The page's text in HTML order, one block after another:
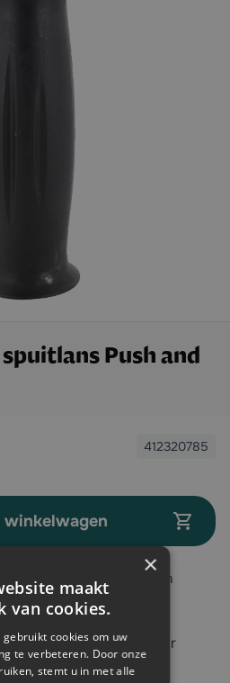
Push and
412320785
winkelwagen
Push and Pull lans? Dan
speciale handgreep
dient als een
en kan zowel door
gebruikt worden.
×
maakt
van cookies.
gebruikt cookies om uw
te verbeteren. Door onze
stemt u in met alle